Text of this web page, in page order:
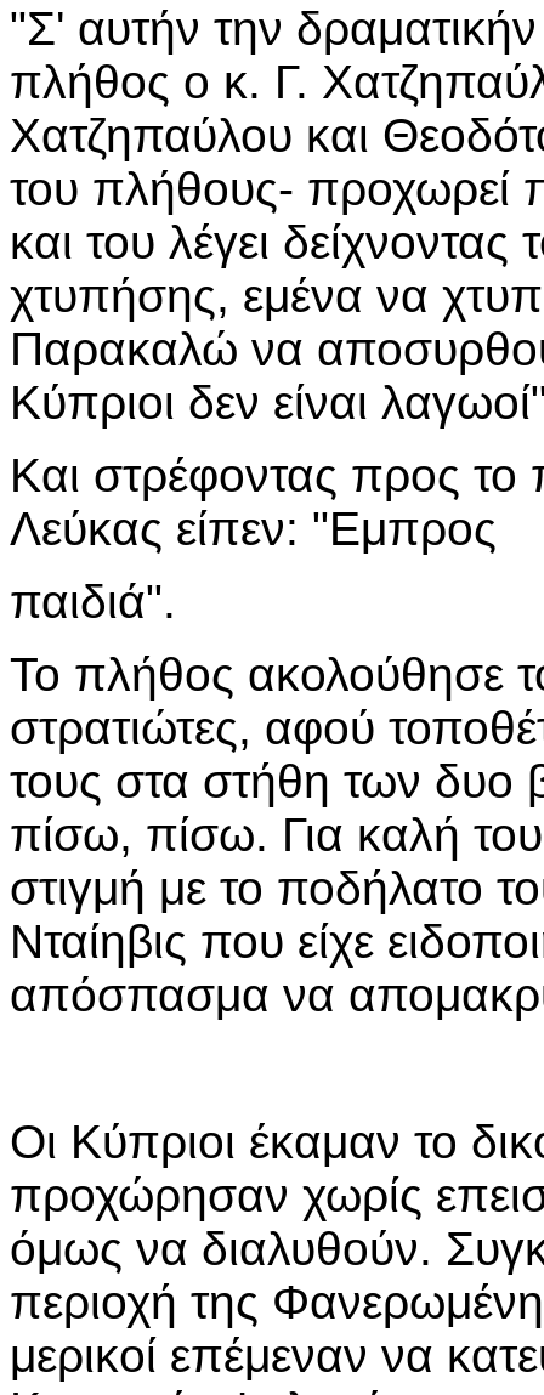
"Σ' αυτήν την
πλήθος ο κ. Γ.
Χατζηπαύλου και
του πλήθους- προχωρεί
και του λέγει
χτυπήσης, εμένα να
Παρακαλώ να
Κύπριοι δεν είναι
Και στρέφοντας προς
Λεύκας είπεν: "Εμπρος
παιδιά".
Το πλήθος ακολούθησε
στρατιώτες, αφού
τους στα στήθη των δυο
πίσω, πίσω. Για καλή
στιγμή με το ποδήλατο
Νταίηβις που είχε
απόσπασμα να
Οι Κύπριοι έκαμαν το
προχώρησαν χωρίς
όμως να διαλυθούν.
περιοχή της
μερικοί επέμεναν να